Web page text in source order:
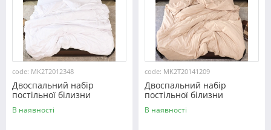
code: MK2T2012348
Двоспальний набір
постільної білизни
180*220 із мікрофібри
№2012348 Черешенка™
В наявності
code: MK2T20141209
Двоспальний набір
постільної білизни
180*220 із мікрофібри
№20141209 Черешенка™
В наявності